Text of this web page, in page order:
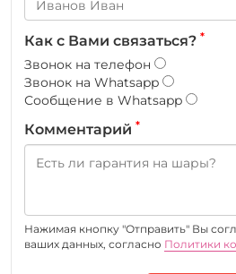
Как с Вами связаться? *
Звонок на телефон
Звонок на Whatsapp
Сообщение в Whatsapp
Комментарий *
Нажимая кнопку "Отправить" Вы
ваших данных, согласно Политики